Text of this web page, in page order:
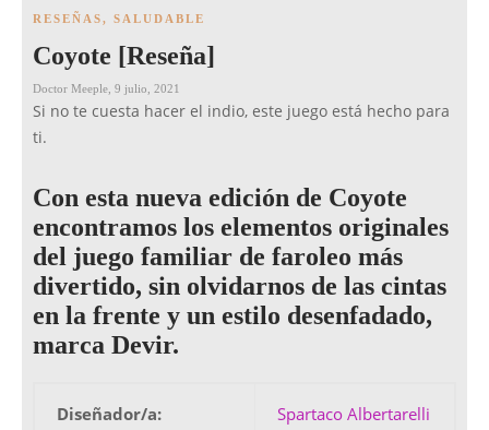
RESEÑAS, SALUDABLE
Coyote [Reseña]
Doctor Meeple 9 julio, 2021
Si no te cuesta hacer el indio, este juego está hecho para
ti.
Con esta nueva edición de Coyote
encontramos los elementos originales
del juego familiar de faroleo más
divertido, sin olvidarnos de las cintas
en la frente y un estilo desenfadado,
marca Devir.
Diseñador/a: Spartaco Albertarelli